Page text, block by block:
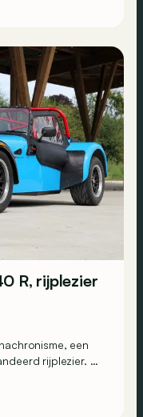
R, rijplezier
een
rijplezier. Of